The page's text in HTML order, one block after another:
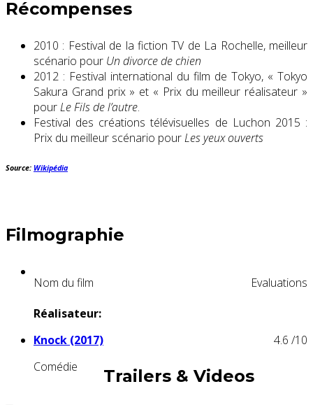
Récompenses
2010 : Festival de la fiction TV de La Rochelle, meilleur
scénario pour Un divorce de chien
2012 : Festival international du film de Tokyo, « Tokyo
Sakura Grand prix » et « Prix du meilleur réalisateur »
pourLe Fils de l’autre.
Festival des créations télévisuelles de Luchon 2015 :
Prix du meilleur scénario pourLes yeux ouverts
Source: Wikipédia
Filmographie
Nom du film
Evaluations
Réalisateur:
Knock (2017)
Comédie
4.6 /10
Trailers & Videos